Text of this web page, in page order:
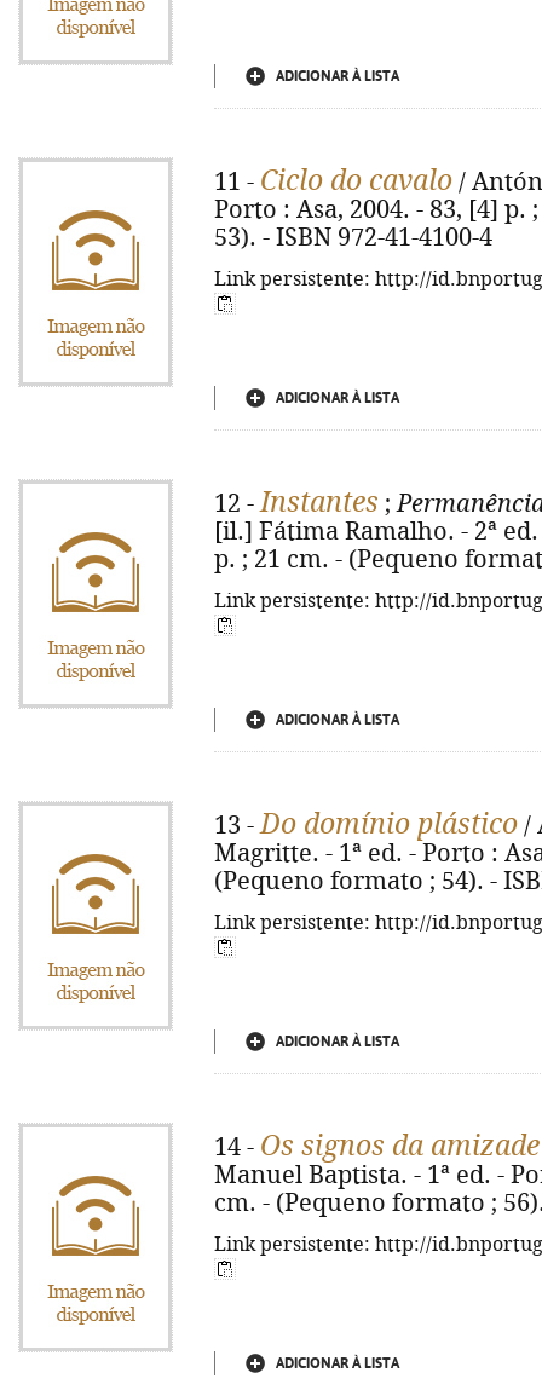
ADICIONAR À LISTA
11 - Ciclo do cavalo /
Porto : Asa, 2004. - 83, [4]
53). - ISBN 972-41-4100-4
Link persistente: http://
ADICIONAR À LISTA
12 -Instantes ;
[il.] Fátima Ramalho. - 2ª
p. ; 21 cm. - (Pequeno
Link persistente: http://
ADICIONAR À LISTA
13 -Do domínio plástico /
Magritte. - 1ª ed. - Porto :
(Pequeno formato ; 54). -
Link persistente: http://
ADICIONAR À LISTA
14 - Os signos da amizade
Manuel Baptista. - 1ª ed. -
cm. - (Pequeno formato ;
Link persistente: http://
ADICIONAR À LISTA